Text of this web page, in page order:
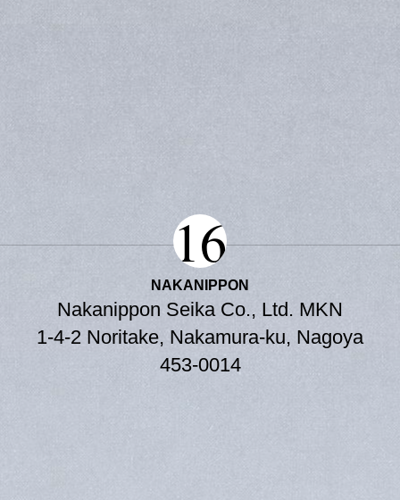
163
NAKANIPPON
Nakanippon Seika Co., Ltd. MKN
1-4-2 Noritake, Nakamura-ku, Nagoya
453-0014